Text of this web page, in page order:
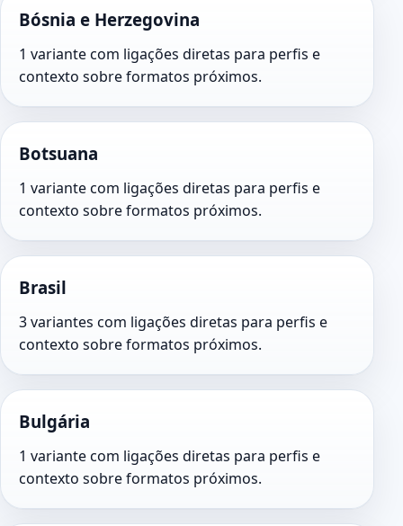
Bósnia e Herzegovina
1 variante com ligações diretas para perfis e
contexto sobre formatos próximos.
Botsuana
1 variante com ligações diretas para perfis e
contexto sobre formatos próximos.
Brasil
3 variantes com ligações diretas para perfis e
contexto sobre formatos próximos.
Bulgária
1 variante com ligações diretas para perfis e
contexto sobre formatos próximos.